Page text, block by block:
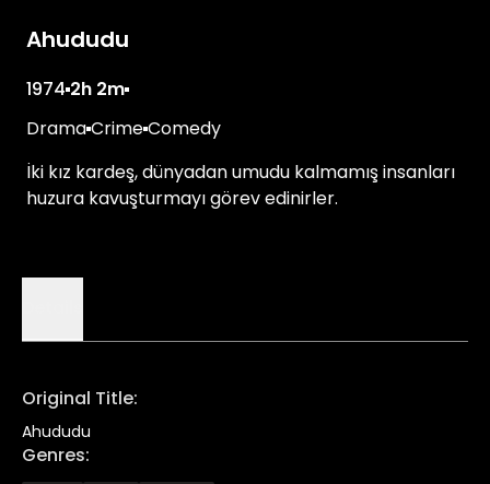
Ahududu
1974 2h 2m
DramaCrimeComedy
İki kız kardeş, dünyadan umudu kalmamış insanları
huzura kavuşturmayı görev edinirler.
Original Title:
Ahududu
Genres: